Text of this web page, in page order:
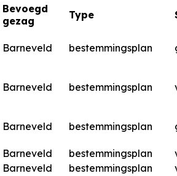
Bevoegd
gezag
Type
Barneveld bestemmingsplan
Barneveld bestemmingsplan
Barneveld bestemmingsplan
Barneveld bestemmingsplan
Barneveld bestemmingsplan